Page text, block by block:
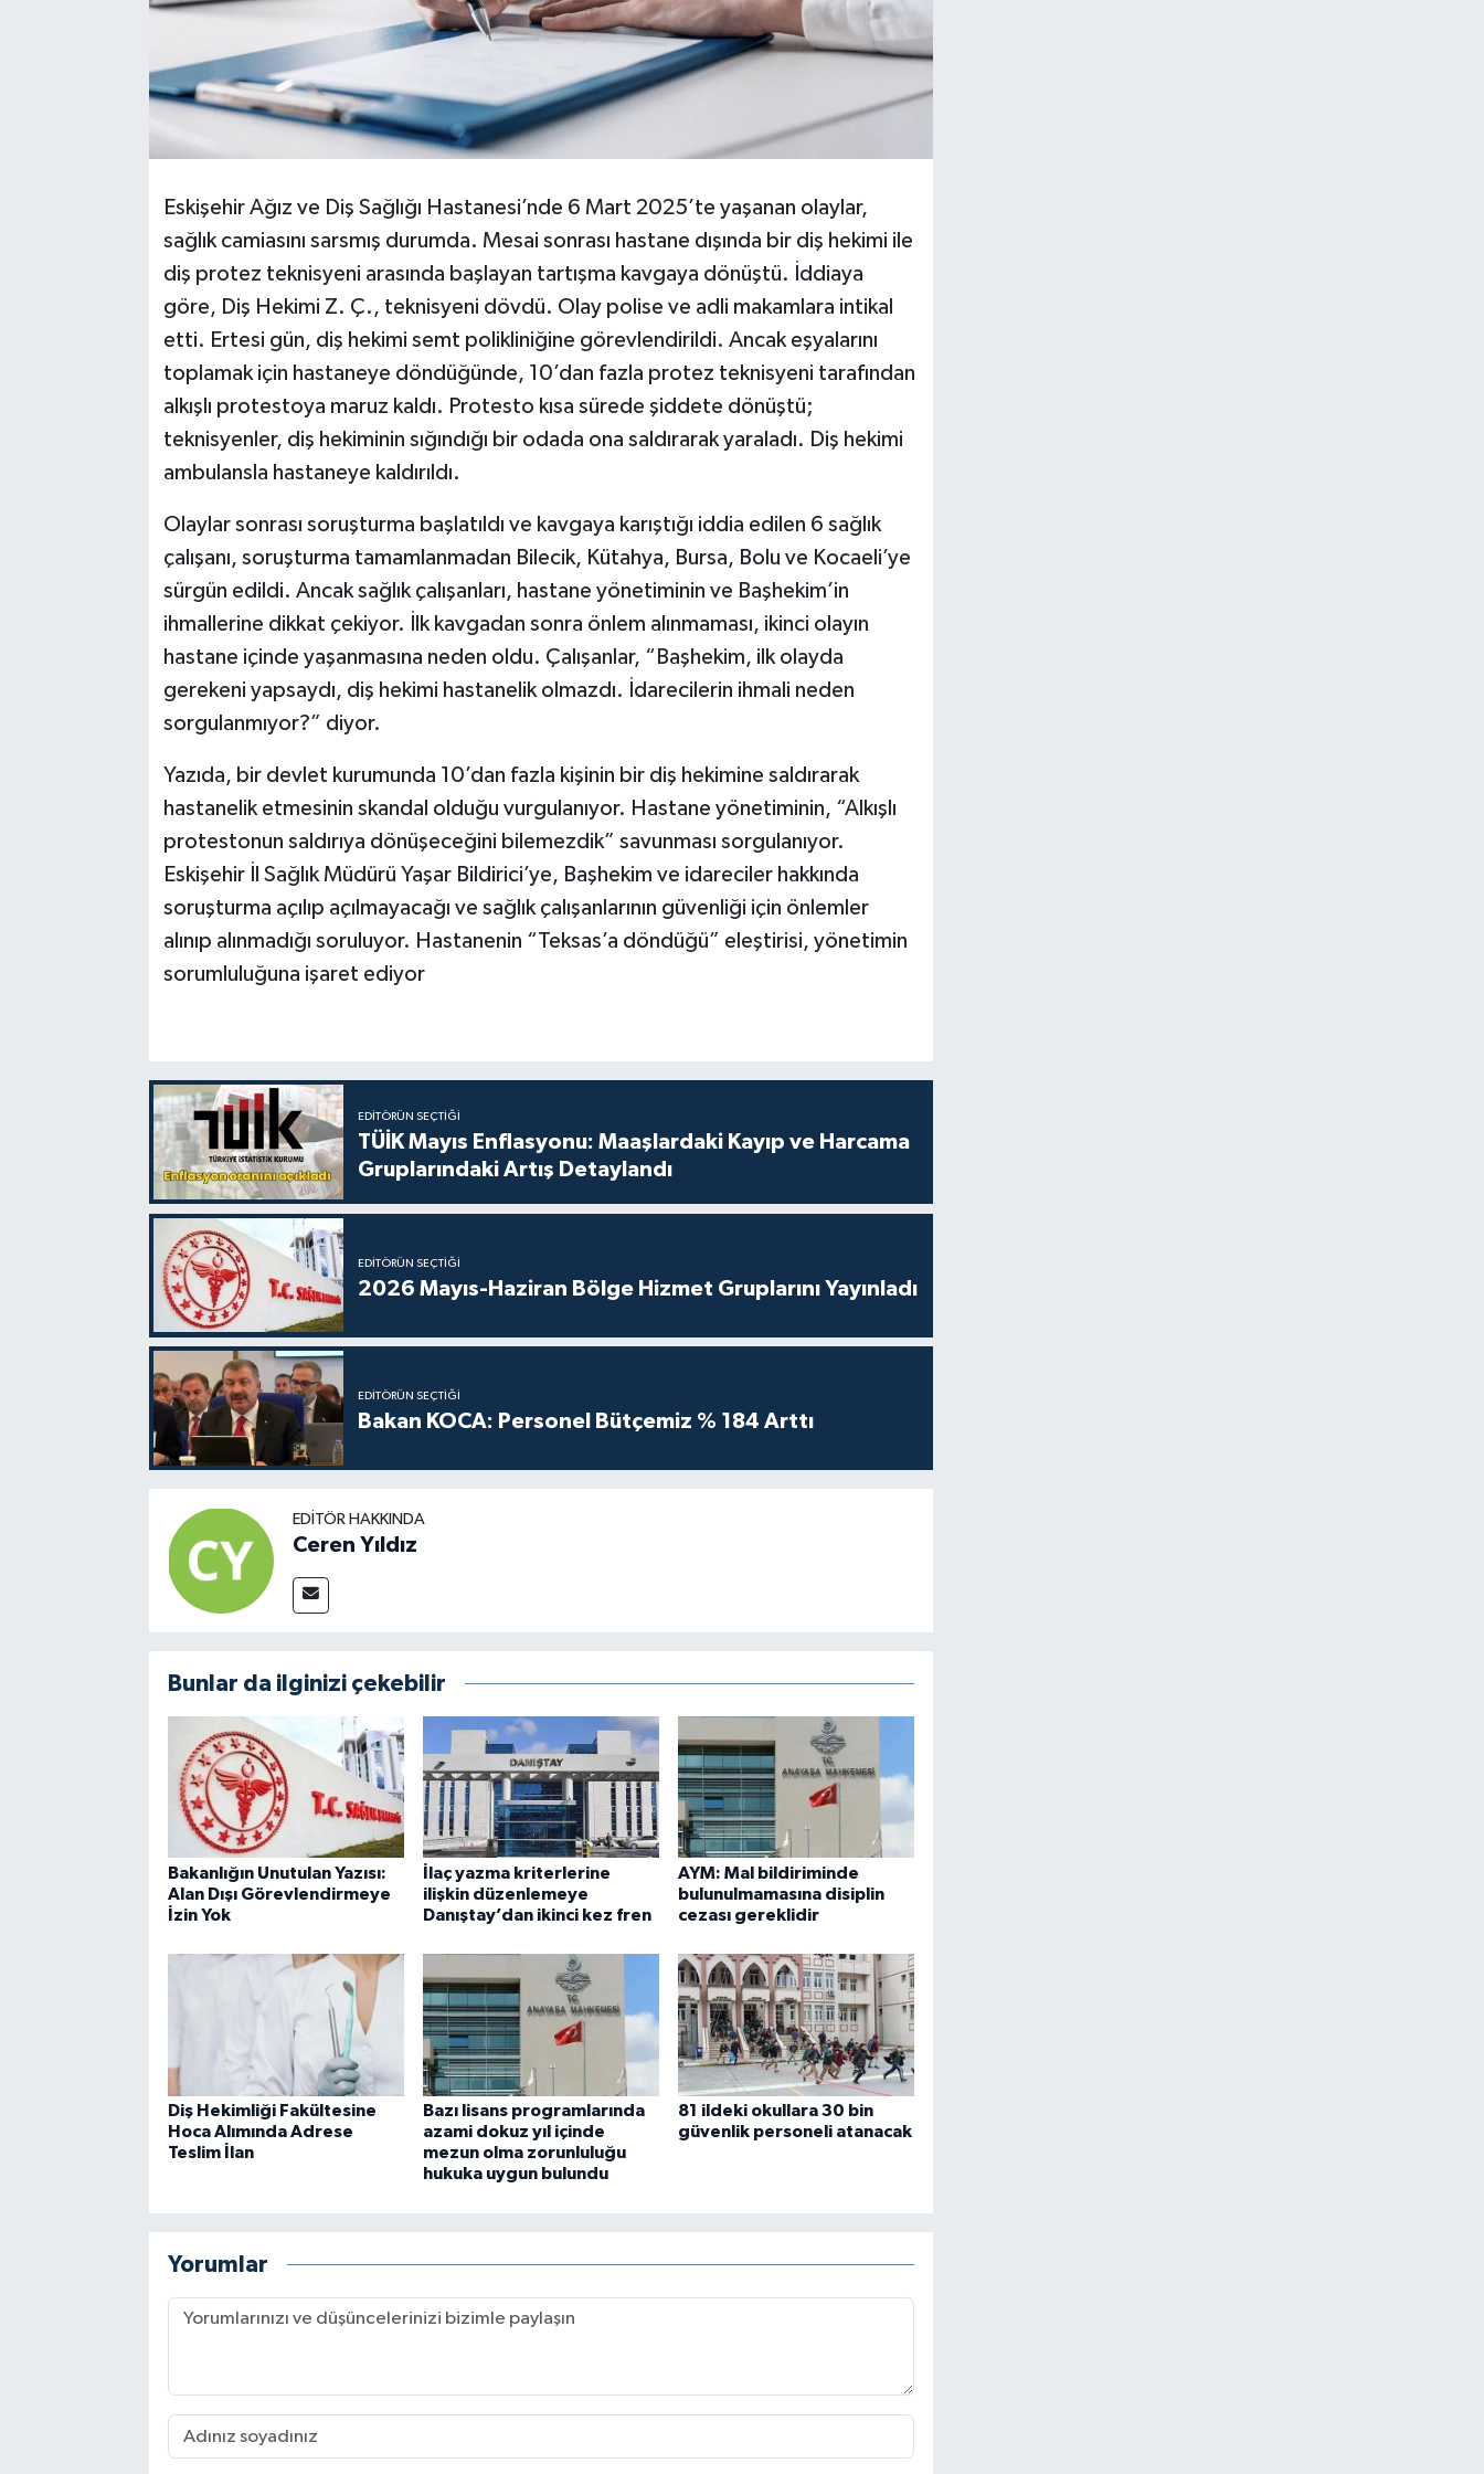
Eskişehir Ağız ve Diş Sağlığı Hastanesi’nde 6 Mart 2025’te yaşanan olaylar,
sağlık camiasını sarsmış durumda. Mesai sonrası hastane dışında bir diş hekimi ile
diş protez teknisyeni arasında başlayan tartışma kavgaya dönüştü. İddiaya
göre, Diş Hekimi Z. Ç., teknisyeni dövdü. Olay polise ve adli makamlara intikal
etti. Ertesi gün, diş hekimi semt polikliniğine görevlendirildi. Ancak eşyalarını
toplamak için hastaneye döndüğünde, 10’dan fazla protez teknisyeni tarafından
alkışlı protestoya maruz kaldı. Protesto kısa sürede şiddete dönüştü;
teknisyenler, diş hekiminin sığındığı bir odada ona saldırarak yaraladı. Diş hekimi
ambulansla hastaneye kaldırıldı.
Olaylar sonrası soruşturma başlatıldı ve kavgaya karıştığı iddia edilen 6 sağlık
çalışanı, soruşturma tamamlanmadan Bilecik, Kütahya, Bursa, Bolu ve Kocaeli’ye
sürgün edildi. Ancak sağlık çalışanları, hastane yönetiminin ve Başhekim’in
ihmallerine dikkat çekiyor. İlk kavgadan sonra önlem alınmaması, ikinci olayın
hastane içinde yaşanmasına neden oldu. Çalışanlar, “Başhekim, ilk olayda
gerekeni yapsaydı, diş hekimi hastanelik olmazdı. İdarecilerin ihmali neden
sorgulanmıyor?” diyor.
Yazıda, bir devlet kurumunda 10’dan fazla kişinin bir diş hekimine saldırarak
hastanelik etmesinin skandal olduğu vurgulanıyor. Hastane yönetiminin, “Alkışlı
protestonun saldırıya dönüşeceğini bilemezdik” savunması sorgulanıyor.
Eskişehir İl Sağlık Müdürü Yaşar Bildirici’ye, Başhekim ve idareciler hakkında
soruşturma açılıp açılmayacağı ve sağlık çalışanlarının güvenliği için önlemler
alınıp alınmadığı soruluyor. Hastanenin “Teksas’a döndüğü” eleştirisi, yönetimin
sorumluluğuna işaret ediyor
EDITÖRÜN SEÇTIĞI
TÜİK Mayıs Enflasyonu: Maaşlardaki Kayıp ve Harcama
Gruplarındaki Artış Detaylandı
EDITÖRÜN SEÇTIĞI
2026 Mayıs-Haziran Bölge Hizmet Gruplarını Yayınladı
EDITÖRÜN SEÇTIĞI
Bakan KOCA: Personel Bütçemiz % 184 Arttı
EDITÖR HAKKINDA
Ceren Yıldız
Bunlar da ilginizi çekebilir
Bakanlığın Unutulan Yazısı:
Alan Dışı Görevlendirmeye
İzin Yok
İlaç yazma kriterlerine
ilişkin düzenlemeye
Danıştay’dan ikinci kez fren
AYM: Mal bildiriminde
bulunulmamasına disiplin
cezası gereklidir
Diş Hekimliği Fakültesine
Hoca Alımında Adrese
Teslim İlan
Bazı lisans programlarında
azami dokuz yıl içinde
mezun olma zorunluluğu
hukuka uygun bulundu
81 ildeki okullara 30 bin
güvenlik personeli atanacak
Yorumlar